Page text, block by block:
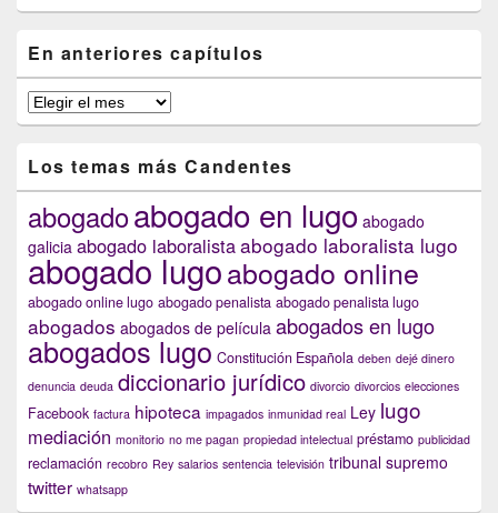
En anteriores capítulos
En
anteriores
Los temas más Candentes
abogadoabogado en lugo abogado
galicia abogado laboralistaabogado laboralista lugo
abogado lugoabogado online
abogado online lugo abogado penalista abogado penalista lugo
abogados abogados de película abogados en lugo
abogados lugo Constitución Española deben dejé dinero
denuncia deuda diccionario jurídico divorcio divorcios elecciones
Facebook factura hipoteca impagados inmunidad real Ley lugo
mediación monitorio no me pagan propiedad intelectual préstamo publicidad
reclamación recobro Rey salarios sentencia televisión tribunal supremo
twitter whatsapp